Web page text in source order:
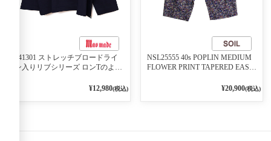
541301 ストレッチブロードライ
ン入りリブシリーズ ロンTのよう
プルオーバー 79ネイビー¥12,980(税込)
NSL25555 40s POPLIN MEDIUM
FLOWER PRINT TAPERED EASY
¥20,900(税込)